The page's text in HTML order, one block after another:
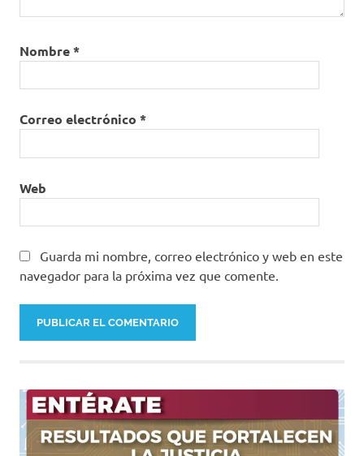
Nombre*
Correo electrónico *
Web
Guarda mi nombre, correo electrónico y web en este
navegador para la próxima vez que comente.